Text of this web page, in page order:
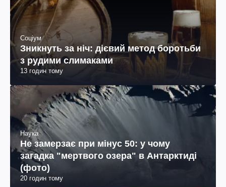
Соціум
Зникнуть за ніч: дієвий метод боротьби
з рудими слимаками
13 годин тому
Наука
Не замерзає при мінус 50: у чому
загадка "мертвого озера" в Антарктиді
(фото)
20 годин тому